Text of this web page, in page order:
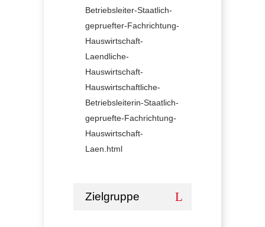
Betriebsleiter-Staatlich-
gepruefter-Fachrichtung-
Hauswirtschaft-
Laendliche-
Hauswirtschaft-
Hauswirtschaftliche-
Betriebsleiterin-Staatlich-
gepruefte-Fachrichtung-
Hauswirtschaft-
Laen.html
Zielgruppe